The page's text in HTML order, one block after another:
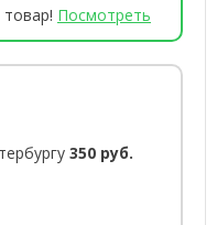
Посмотреть
350 руб.